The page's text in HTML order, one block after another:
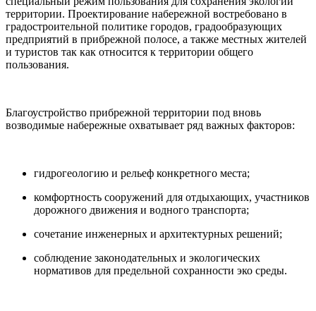
территории. Проектирование набережной востребовано в
градостроительной политике городов, градообразующих
предприятий в прибрежной полосе, а также местных жителей
и туристов так как относится к территории общего
пользования.
Благоустройство прибрежной территории под вновь
возводимые набережные охватывает ряд важных факторов:
гидрогеологию и рельеф конкретного места;
комфортность сооружений для отдыхающих, участников
дорожного движения и водного транспорта;
сочетание инженерных и архитектурных решений;
соблюдение законодательных и экологических
нормативов для предельной сохранности эко среды.